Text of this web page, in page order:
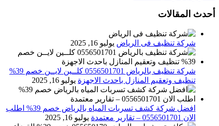
أحدث المقالات
شركة تنظيف فى الرياض يوليو 16, 2025
شركة تنظيف بالرياض 0556501701 كلــين لايــن خصم 39%
تنظيف وتعقيم المنازل باحدث الاجهزة يوليو 16, 2025
افضل شركة كشف تسربات المياه بالرياض خصم 39% اطلب
الان 0556501701‬‏ – تقارير معتمدة
يوليو 16, 2025